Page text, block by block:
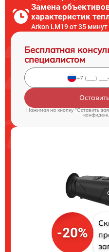
Замена
характеристик
Arkon LM19 от 35 минут
Бесплатная
специалистом
Нажимая на кнопку "Оставить
-20%